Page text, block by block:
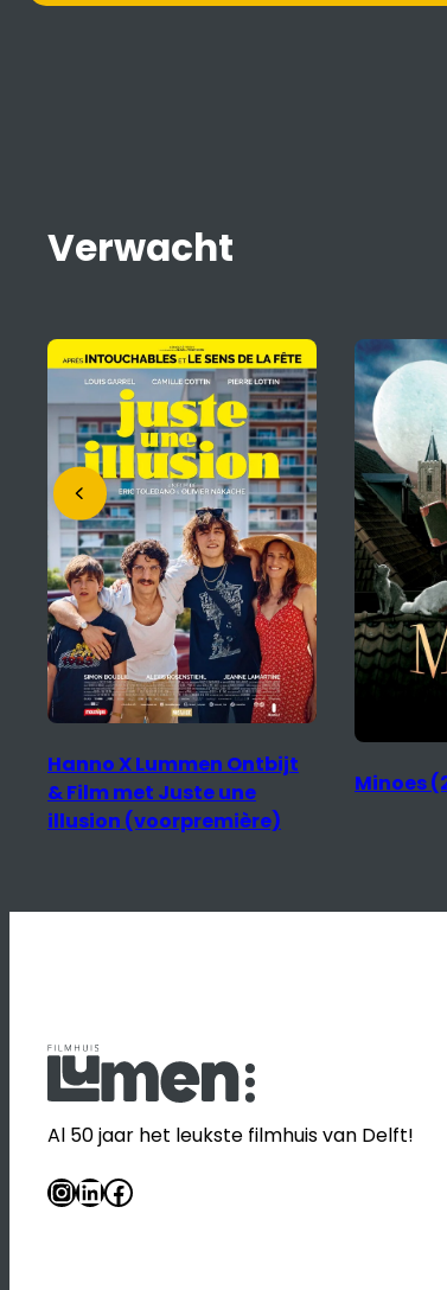
Verwacht
Minoes (25th Anniversary)
Mariinka
Al 50 jaar het leukste filmhuis van Delft!
InstagramLinkedIn Facebook